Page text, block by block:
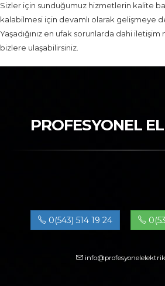
Sizler için sunduğumuz hizmetlerin kalite
kalabilmesi için devamlı olarak gelişmeye
Yaşadığınız en ufak sorunlarda dahi iletişim
bizlere ulaşabilirsiniz.
PROFESYONEL
0(543) 514 19 24